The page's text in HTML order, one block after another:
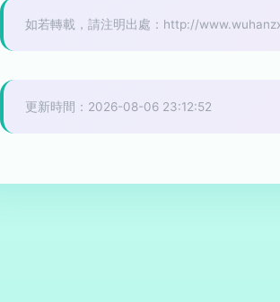
如若轉載，請注明出處：http://
更新時間：2026-08-06 23:12:52